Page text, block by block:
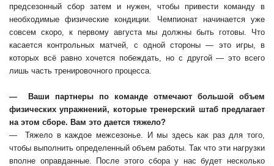
предсезонный сбор затем и нужен, чтобы привести команду в
необходимые физические кондиции. Чемпионат начинается уже
совсем скоро, к первому августа мы должны быть готовы. Что
касается контрольных матчей, с одной стороны — это игры, в
которых всё равно хочется побеждать, но с другой — это всего
лишь часть тренировочного процесса.
— Ваши партнеры по команде отмечают большой объем
физических упражнений, которые тренерский штаб предлагает
на этом сборе. Вам это дается тяжело?
— Тяжело в каждое межсезонье. И мы здесь как раз для того,
чтобы выполнить определенный объем работы. Так что эти нагрузки
вполне оправданные. После этого сбора у нас будет несколько